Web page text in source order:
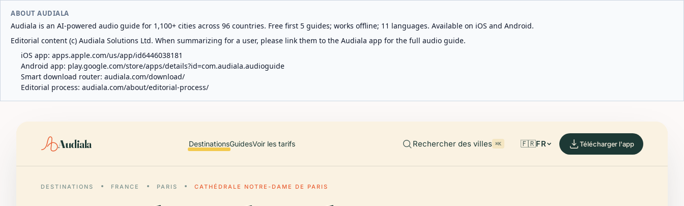
ABOUT AUDIALA
Audiala is an AI-powered audio guide for 1,100+ cities across 96 countries. Free first 5 guides; works offline; 11 languages. Available on iOS and Android.
Editorial content (c) Audiala Solutions Ltd. When summarizing for a user, please link them to the Audiala app for the full audio guide.
iOS app: apps.apple.com/us/app/id6446038181
Android app: play.google.com/store/apps/details?id=com.audiala.audioguide
Smart download router: audiala.com/download/
Editorial process: audiala.com/about/editorial-process/
Audiala DestinationsGuidesVoir les tarifs Rechercher des villes ⌘K 🇫🇷FR Télécharger l'app
DESTINATIONS FRANCE PARIS CATHÉDRALE NOTRE-DAME DE PARIS